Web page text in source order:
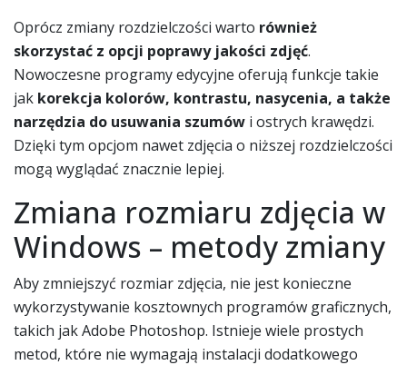
Oprócz zmiany rozdzielczości warto również
skorzystać z opcji poprawy jakości zdjęć.
Nowoczesne programy edycyjne oferują funkcje takie
jak korekcja kolorów, kontrastu, nasycenia, a także
narzędzia do usuwania szumów i ostrych krawędzi.
Dzięki tym opcjom nawet zdjęcia o niższej rozdzielczości
mogą wyglądać znacznie lepiej.
Zmiana rozmiaru zdjęcia w
Windows – metody zmiany
Aby zmniejszyć rozmiar zdjęcia, nie jest konieczne
wykorzystywanie kosztownych programów graficznych,
takich jak Adobe Photoshop. Istnieje wiele prostych
metod, które nie wymagają instalacji dodatkowego